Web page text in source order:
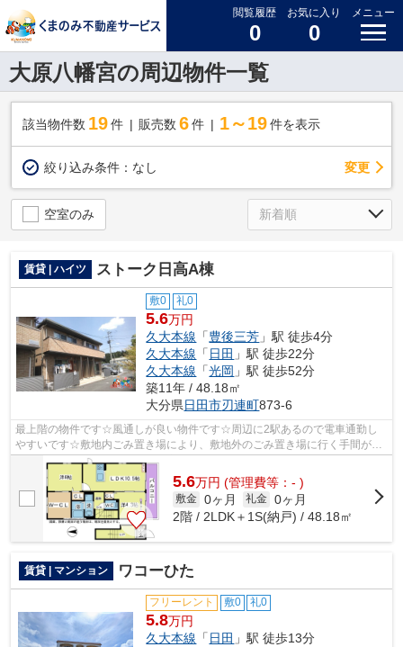
閲覧履歴
0
お気に入り
0
メニュー
大原八幡宮の周辺物件一覧
該当物件数 19件 販売数 6 件 1～19 件を表示
絞り込み条件： なし 変更
空室のみ
賃貸 | ハイツ ストーク日高A棟
敷0 礼0
5.6万円
久大本線 「豊後三芳 」駅 徒歩4分
久大本線 「 日田 」駅 徒歩22分
久大本線 「光岡 」駅 徒歩52分
築11年 / 48.18㎡
大分県日田市刃連町873-6
最上階の物件です☆風通しが良い物件です☆周辺に2駅あるので電車通勤し
やすいです☆敷地内ごみ置き場により、敷地外のごみ置き場に行く手間が省
けます☆できるだけ早めに不動産情報を集め...
5.6万円 (管理費等：- )
敷金 0ヶ月 礼金 0ヶ月
2階 / 2LDK＋1S(納戸) / 48.18㎡
賃貸 | マンション ワコーひた
フリーレント 敷0 礼0
5.8万円
久大本線 「 日田 」駅 徒歩13分